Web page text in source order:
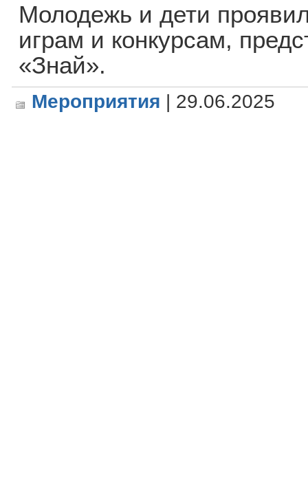
Молодежь и дети
играм и конкурсам,
«Знай».
Мероприятия | 29.06.2025